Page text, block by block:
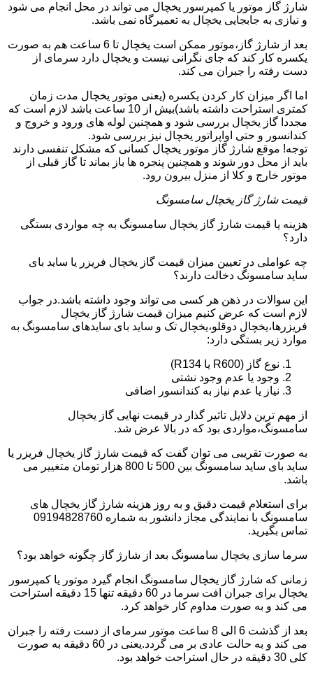
شارژ گاز موتور یا کمپرسور یخچال می تواند در محل انجام می شود
و نیازی به جابجایی یخچال به تعمیرگاه نمی باشد.
بعد از شارژ گاز،موتور ممکن است یخچال تا 6 ساعت هم به صورت
یکسره کار کند که جای نگرانی نیست و یخچال دارد سرمای از
دست رفته را جبران می کند.
اما اگر میزان کار کردن یکسره (یعنی موتور یخچال مدت زمان
کمتری استراحت داشته باشد)بیش از 10 ساعت باشد لازم است که
مجددا گاز یخچال بررسی شود و همچنین لوله های ورود و خروج و
کندانسور و حتی اواپراتور یخچال نیز بررسی شود.
توجه! موقع شارژ گاز موتور یخچال کسانی که مشکل تنفسی دارند
باید از محل دور شوند و همچنین پنجره ها باز بماند تا گاز قبلی از
موتور خارج و کلا از منزل بیرون رود.
قیمت شارژ گاز یخچال سامسونگ
هزینه یا قیمت شارژ گاز یخچال سامسونگ به چه مواردی بستگی
دارد؟
چه عواملی در تعیین میزان قیمت گاز یخچال فریزر یا ساید بای
ساید سامسونگ دخالت دارند؟
این سوالات در ذهن هر کسی می تواند وجود داشته باشد.در جواب
لازم است که عرض کنیم میزان قیمت شارژ گاز یخچال
فریزرها،یخچال دوقلو،یخچال تک و ساید بای سایدهای سامسونگ به
موارد زیر بستگی دارد:
نوع گاز (R600 یا R134)
وجود یا عدم وجود نشتی
نیاز یا عدم نیاز به کندانسور اضافی
از مهم ترین دلایل تاثیر گذار در قیمت نهایی گاز یخچال
سامسونگ،مواردی بود که در بالا عرض شد.
به صورت تقریبی می توان گفت که قیمت شارژ گاز یخچال فریزر یا
ساید بای ساید سامسونگ بین 500 تا 800 هزار تومان متغییر می
باشد.
برای استعلام قیمت دقیق و به روز هزینه شارژ گاز یخچال های
سامسونگ با نمایندگی مجاز دانشور به شماره 09194828760
تماس بگیرید.
سرما سازی یخچال سامسونگ بعد از شارژ گاز چگونه خواهد بود؟
زمانی که شارژ گاز یخچال سامسونگ انجام گیرد موتور یا کمپرسور
یخچال برای جبران افت سرما در 60 دقیقه تنها 15 دقیقه استراحت
می کند و به صورت مداوم کار خواهد کرد.
بعد از گذشت 6 الی 8 ساعت موتور سرمای از دست رفته را جبران
می کند و به حالت عادی بر می گردد.یعنی در 60 دقیقه به صورت
کلی 30 دقیقه در حال استراحت خواهد بود.